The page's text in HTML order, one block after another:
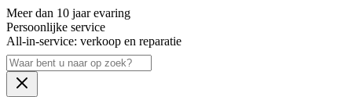
Meer dan 10 jaar evaring
Persoonlijke service
All-in-service: verkoop en reparatie